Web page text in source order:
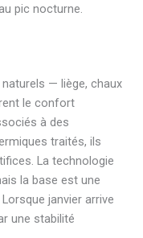
pic nocturne.
— liège, chaux
le confort
à des
traités, ils
La technologie
la base est une
Lorsque janvier arrive
une stabilité